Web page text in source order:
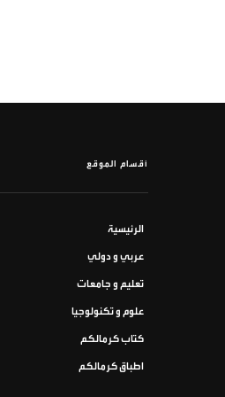
أقسام الموقع
الرئيسية
عربي و دولي
تعليم و جامعات
علوم و تكنولوجيا
كتاب كرمالكم
اطباق كرمالكم